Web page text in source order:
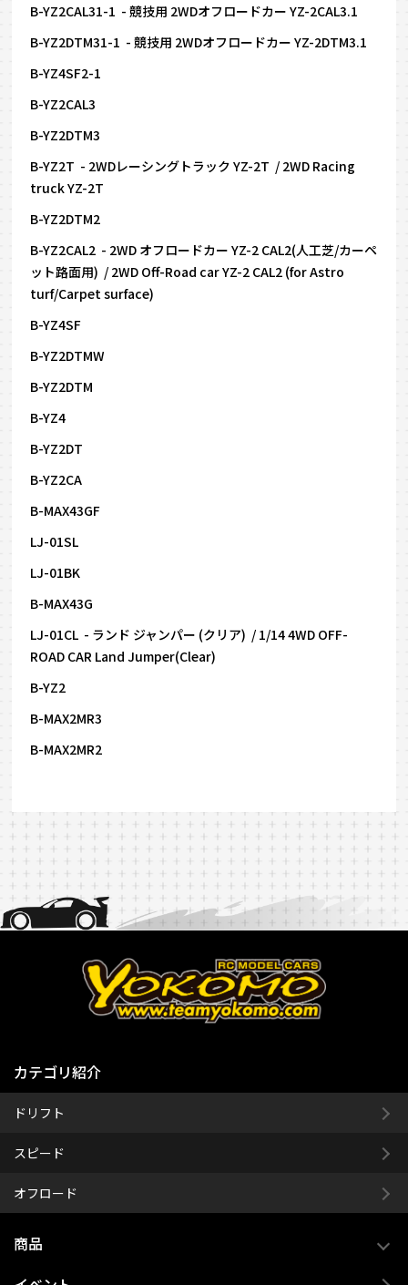
B-YZ2CAL31-1 - 競技用 2WDオフロードカー YZ-2CAL3.1
B-YZ2DTM31-1 - 競技用 2WDオフロードカー YZ-2DTM3.1
B-YZ4SF2-1
B-YZ2CAL3
B-YZ2DTM3
B-YZ2T - 2WDレーシングトラック YZ-2T / 2WD Racing
truck YZ-2T
B-YZ2DTM2
B-YZ2CAL2 - 2WD オフロードカー YZ-2 CAL2(人工芝/カーペ
ット路面用) / 2WD Off-Road car YZ-2 CAL2 (for Astro
turf/Carpet surface)
B-YZ4SF
B-YZ2DTMW
B-YZ2DTM
B-YZ4
B-YZ2DT
B-YZ2CA
B-MAX43GF
LJ-01SL
LJ-01BK
B-MAX43G
LJ-01CL - ランド ジャンパー (クリア) / 1/14 4WD OFF-
ROAD CAR Land Jumper(Clear)
B-YZ2
B-MAX2MR3
B-MAX2MR2
カテゴリ紹介
ドリフト
スピード
オフロード
商品